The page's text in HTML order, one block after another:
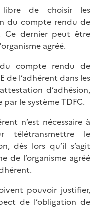
libre de choisir les
du compte rendu de
Ce dernier peut être
agréé.
compte rendu de
de l’adhérent dans les
d’adhésion,
le système TDFC.
n’est nécessaire à
télétransmettre le
dès lors qu’il s’agit
de l’organisme agréé
pouvoir justifier,
de l’obligation de